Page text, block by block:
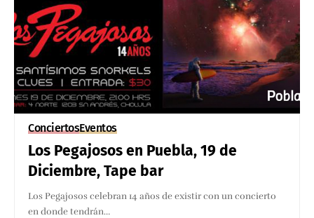
ConciertosEventos
Los Pegajosos en Puebla, 19 de
Diciembre, Tape bar
Los Pegajosos celebran 14 años de existir con un concierto
en donde tendrán…